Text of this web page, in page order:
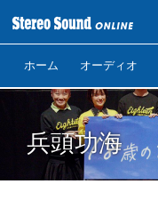
ホーム オーディオ
兵頭功海